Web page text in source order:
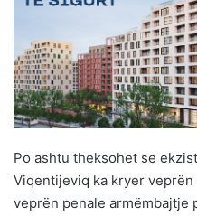
Po ashtu theksohet se
Viqentijeviq ka kryer
veprën penale armëmbajtje